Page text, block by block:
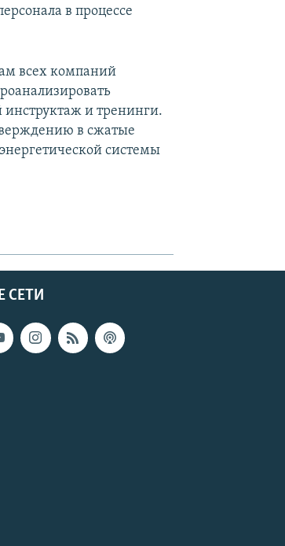
в процессе
всех компаний
инструктаж и тренинги.
в сжатые
системы
СЕТИ